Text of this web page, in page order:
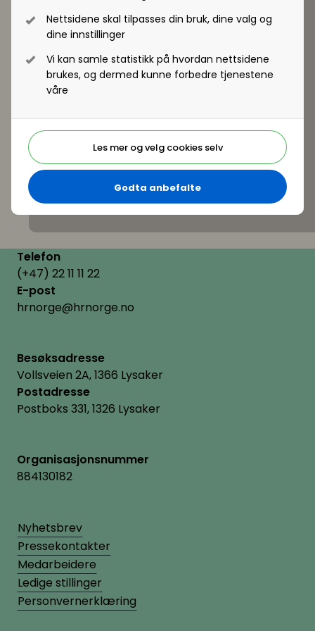
Nettsidene skal tilpasses din bruk, dine valg og
dine innstillinger
Vi kan samle statistikk på hvordan nettsidene
brukes, og dermed kunne forbedre tjenestene
våre
Les mer og velg cookies selv
Godta anbefalte
Telefon
(+47) 22 11 11 22
E-post
hrnorge@hrnorge.no
Besøksadresse
Vollsveien 2A, 1366 Lysaker
Postadresse
Postboks 331, 1326 Lysaker
Organisasjonsnummer
884130182
Nyhetsbrev
Pressekontakter
Medarbeidere
Ledige stillinger
Personvernerklæring